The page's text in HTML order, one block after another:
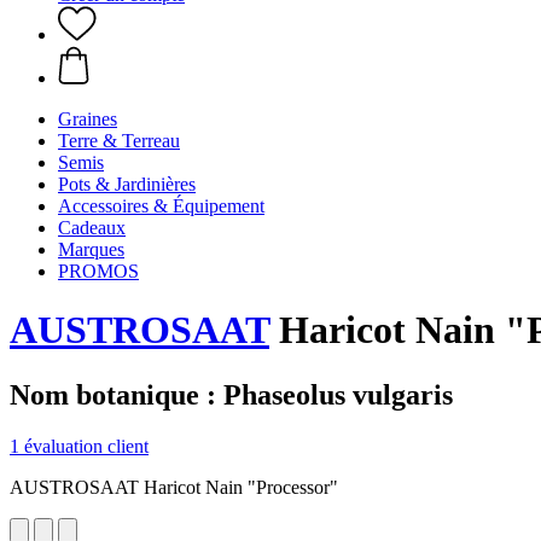
Graines
Terre & Terreau
Semis
Pots & Jardinières
Accessoires & Équipement
Cadeaux
Marques
PROMOS
AUSTROSAATHaricot Nain
Nom botanique : Phaseolus vulgaris
1 évaluation client
AUSTROSAAT Haricot Nain "Processor"